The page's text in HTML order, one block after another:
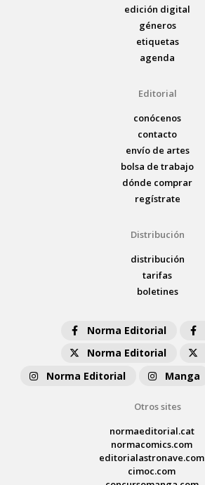
edición digital
géneros
etiquetas
agenda
Editorial
conócenos
contacto
envío de artes
bolsa de trabajo
dónde comprar
regístrate
Distribución
distribución
tarifas
boletines
Norma Editorial
Norma Editorial
Norma Editorial
Manga
Otros sites
normaeditorial.cat
normacomics.com
editorialastronave.com
cimoc.com